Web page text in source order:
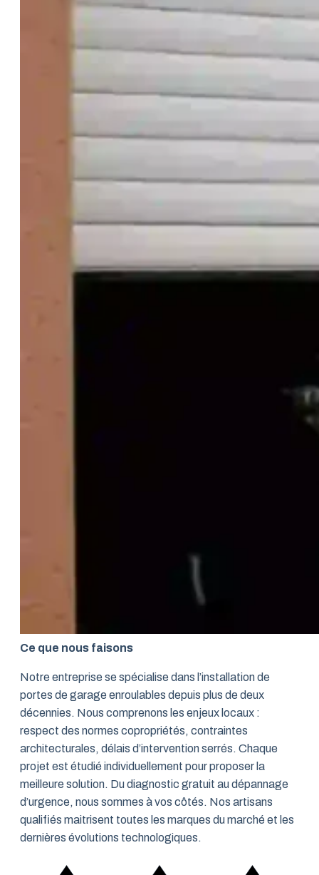
Ce que nous faisons
Notre entreprise se spécialise dans l’installation de
portes de garage enroulables depuis plus de deux
décennies. Nous comprenons les enjeux locaux :
respect des normes copropriétés, contraintes
architecturales, délais d’intervention serrés. Chaque
projet est étudié individuellement pour proposer la
meilleure solution. Du diagnostic gratuit au dépannage
d’urgence, nous sommes à vos côtés. Nos artisans
qualifiés maitrisent toutes les marques du marché et les
dernières évolutions technologiques.